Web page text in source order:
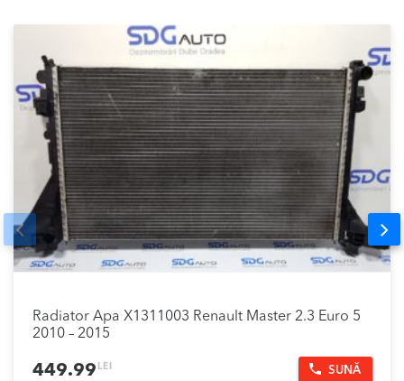
Radiator Apa X1311003 Renault Master 2.3 Euro 5
2010 – 2015
449.99 LEI SUNĂ
Prev